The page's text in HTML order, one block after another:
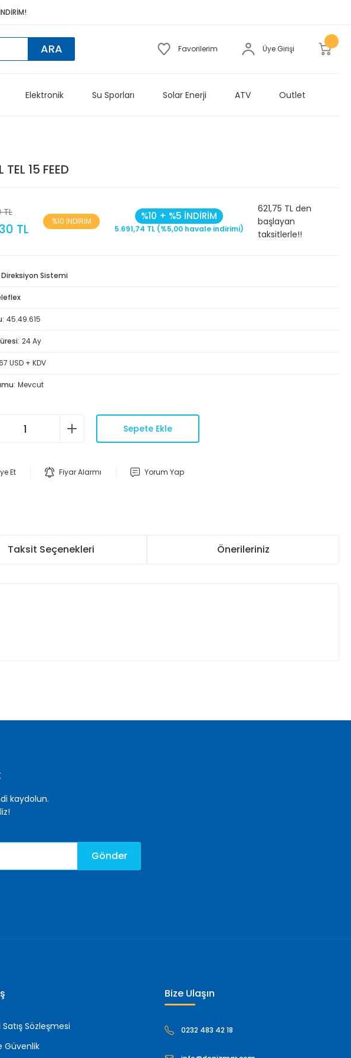
ARA Favorilerim Üye Girişi
Elektronik Su Sporları Solar Enerji ATV Outlet
TEL 15 FEED
TL
TL %10 İNDİRİM %10 + %5 İNDİRİM
5.691,74 TL (%5,00 havale indirimi)
621,75 TL den
başlayan
taksitlerle!!
Direksiyon Sistemi
45.49.615
24 Ay
USD + KDV
Mevcut
Sepete Ekle
Et Fiyar Alarmı Yorum Yap
Taksit Seçenekleri Önerileriniz
kaydolun.
Gönder
Sözleşmesi
Güvenlik
Bize Ulaşın
0232 483 42 18